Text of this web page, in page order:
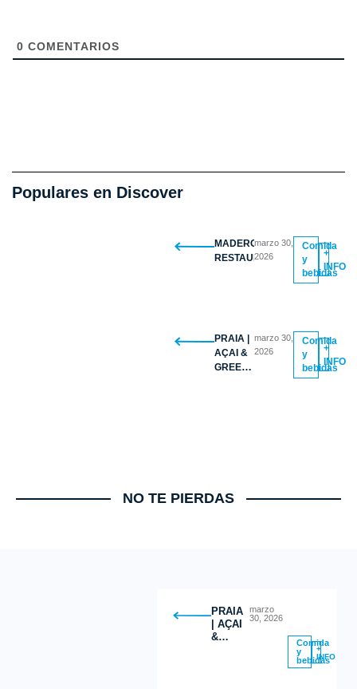
0 COMENTARIOS
Populares en Discover
MADERO
RESTAURANTE
marzo 30,
2026
Comida
y
bebidas
+
INFO
PRAIA |
AÇAI &
GREEK
marzo 30,
2026
Comida
y
bebidas
+
INFO
NO TE PIERDAS
PRAIA
| AÇAI
&
marzo
30, 2026
Comida
y
bebidas
+
INFO